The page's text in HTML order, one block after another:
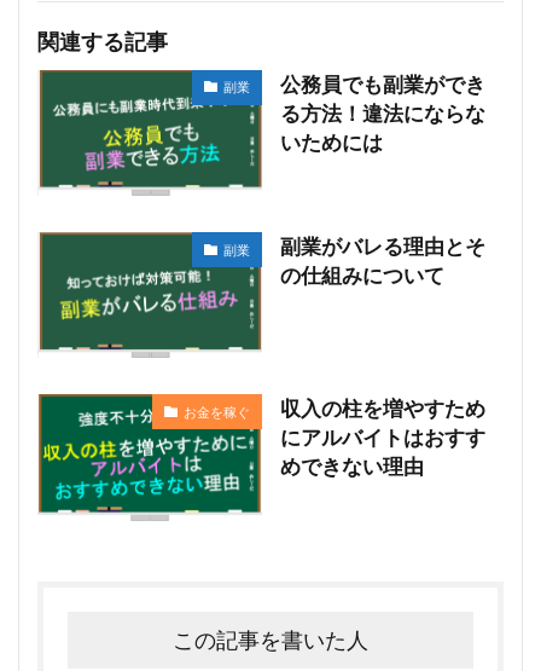
関連する記事
副業
公務員でも副業ができ
る方法！違法にならな
いためには
副業
副業がバレる理由とそ
の仕組みについて
お金を稼ぐ
収入の柱を増やすため
にアルバイトはおすす
めできない理由
この記事を書いた人